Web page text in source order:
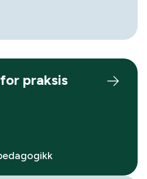
praksis